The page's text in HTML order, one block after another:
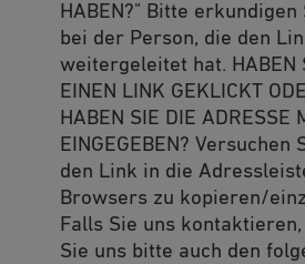
HABEN?" Bitte erkundigen
bei der Person, die den
weitergeleitet hat. HABEN
EINEN LINK GEKLICKT
HABEN SIE DIE ADRESSE
EINGEGEBEN? Versuchen
den Link in die
Browsers zu kopieren/
Falls Sie uns
Sie uns bitte auch den